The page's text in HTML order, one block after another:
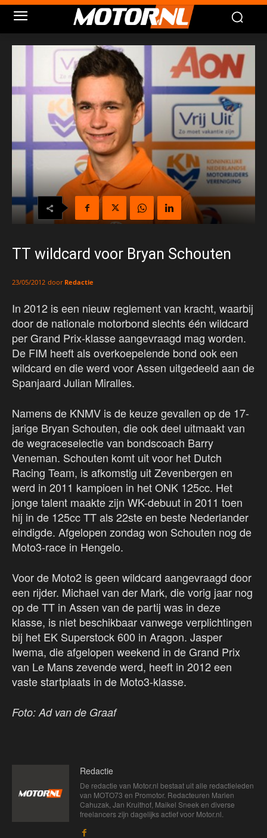
TT wildcard voor Bryan Schouten
23/05/2012 door Redactie
In 2012 is een nieuw reglement van kracht, waarbij
door de nationale motorbond slechts één wildcard
per Grand Prix-klasse aangevraagd mag worden.
De FIM heeft als overkoepelende bond ook een
wildcard en die werd voor Assen uitgedeeld aan de
Spanjaard Julian Miralles.
Namens de KNMV is de keuze gevallen op de 17-
jarige Bryan Schouten, die ook deel uitmaakt van
de wegraceselectie van bondscoach Barry
Veneman. Schouten komt uit voor het Dutch
Racing Team, is afkomstig uit Zevenbergen en
werd in 2011 kampioen in het ONK 125cc. Het
jonge talent maakte zijn WK-debuut in 2011 toen
hij in de 125cc TT als 22ste en beste Nederlander
eindigde. Afgelopen zondag won Schouten nog de
Moto3-race in Hengelo.
Voor de Moto2 is geen wildcard aangevraagd door
een rijder. Michael van der Mark, die vorig jaar nog
op de TT in Assen van de partij was in deze
klasse, is niet beschikbaar vanwege verplichtingen
bij het EK Superstock 600 in Aragon. Jasper
Iwema, die afgelopen weekend in de Grand Prix
van Le Mans zevende werd, heeft in 2012 een
vaste startplaats in de Moto3-klasse.
Foto: Ad van de Graaf
Redactie
De redactie van Motor.nl bestaat uit alle redactieleden
van MOTO73 en Promotor. Redacteuren Marien
Cahuzak, Jan Kruithof, Maikel Sneek en diverse
freelancers zijn dagelijks actief voor Motor.nl.